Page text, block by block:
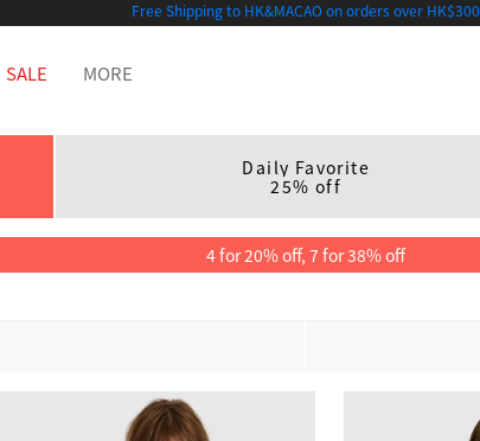
Free Shipping to HK&MACAO on orders over HK$300
SALE MORE
Daily Favorite
25% off
4 for 20% off, 7 for 38% off